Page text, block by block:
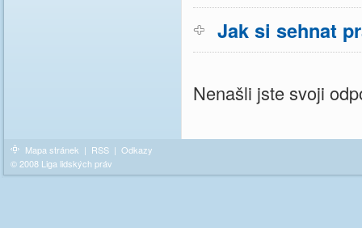
Jak si sehnat
Nenašli jste svoji
Mapa stránek | RSS | Odkazy
© 2008 Liga lidských práv